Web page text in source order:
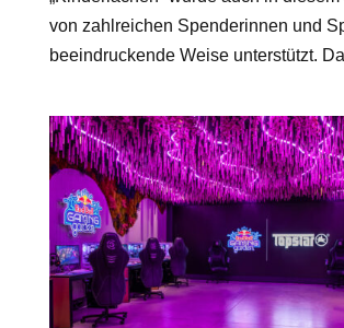
von zahlreichen Spenderinnen und
beeindruckende Weise unterstützt.